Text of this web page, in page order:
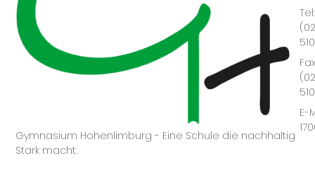
Gymnasium Hohenlimburg - Eine Schule die nachhaltig
Stark macht.
Tel:
E-